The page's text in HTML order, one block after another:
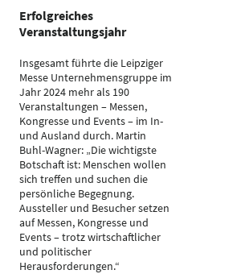
Erfolgreiches
Veranstaltungsjahr
Insgesamt führte die Leipziger
Messe Unternehmensgruppe im
Jahr 2024 mehr als 190
Veranstaltungen – Messen,
Kongresse und Events – im In-
und Ausland durch. Martin
Buhl-Wagner: „Die wichtigste
Botschaft ist: Menschen wollen
sich treffen und suchen die
persönliche Begegnung.
Aussteller und Besucher setzen
auf Messen, Kongresse und
Events – trotz wirtschaftlicher
und politischer
Herausforderungen.“